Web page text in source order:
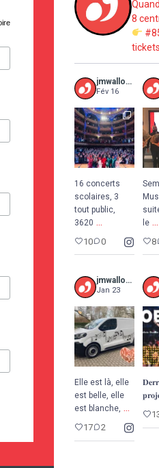
8
jmwalloniebruxelles
Fév 16
16 concerts
scolaires, 3
tout public,
3620 ...
10 0
le ...
8
jmwalloniebruxelles
Jan 23
Elle est là, elle
est belle, elle
est blanche, ...
17 2